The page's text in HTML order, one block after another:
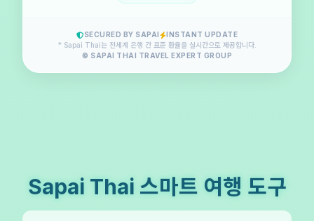
SECURED BY SAPAI
INSTANT UPDATE
* Sapai Thai는 전세계 은행 간 표준 환율을 실시간으로 제공합니다.
© SAPAI THAI TRAVEL EXPERT GROUP
Sapai Thai 스마트 여행 도구